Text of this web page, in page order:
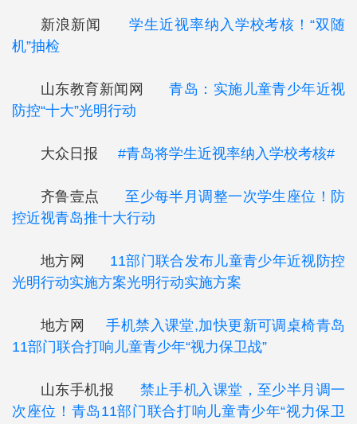
新浪新闻学生近视率纳入学校考核！“双随
机”抽检
山东教育新闻网青岛：实施儿童青少年近视
防控“十大”光明行动
大众日报 #青岛将学生近视率纳入学校考核#
齐鲁壹点
至少每半月调整一次学生座位！防
控近视青岛推十大行动
地方网 11部门联合发布儿童青少年近视防控
光明行动实施方案光明行动实施方案
地方网手机禁入课堂,加快更新可调桌椅青岛
11部门联合打响儿童青少年“视力保卫战”
山东手机报 禁止手机入课堂，至少半月调一
次座位！青岛11部门联合打响儿童青少年“视力保卫